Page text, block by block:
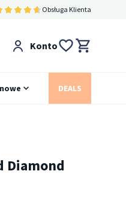
Obsługa Klienta
Konto
DEALS
Diamond